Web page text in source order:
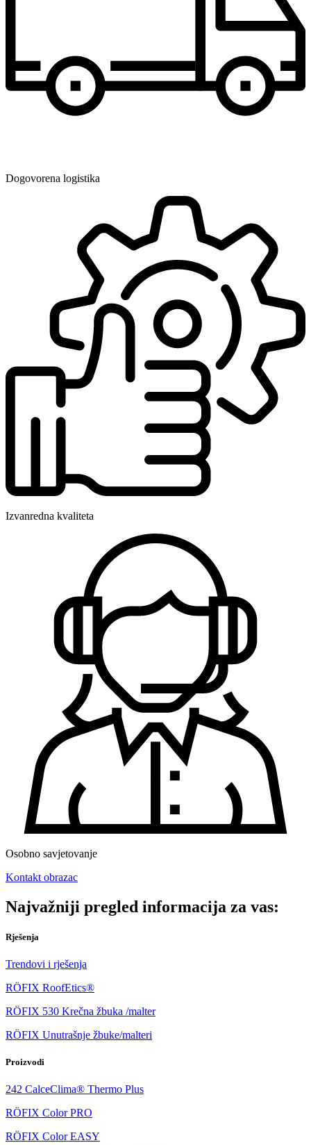
Dogovorena logistika
Izvanredna kvaliteta
Osobno savjetovanje
Kontakt obrazac
Najvažniji pregled informacija za vas:
Rješenja
Trendovi i rješenja
RÖFIX RoofEtics®
RÖFIX 530 Krečna žbuka /malter
RÖFIX Unutrašnje žbuke/malteri
Proizvodi
242 CalceClima® Thermo Plus
RÖFIX Color PRO
RÖFIX Color EASY